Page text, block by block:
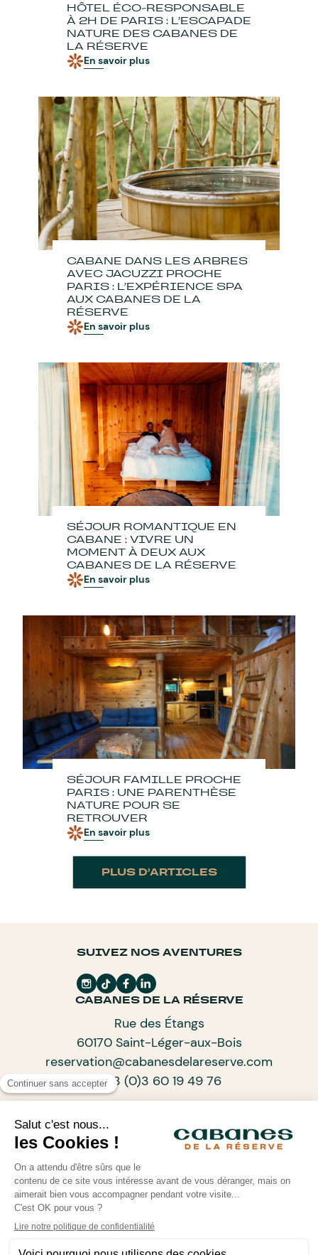
HÔTEL ÉCO-RESPONSABLE
À 2H DE PARIS : L’ESCAPADE
NATURE DES CABANES DE
LA RÉSERVE
En savoir plus
CABANE DANS LES ARBRES
AVEC JACUZZI PROCHE
PARIS : L’EXPÉRIENCE SPA
AUX CABANES DE LA
RÉSERVE
En savoir plus
SÉJOUR ROMANTIQUE EN
CABANE : VIVRE UN
MOMENT À DEUX AUX
CABANES DE LA RÉSERVE
En savoir plus
SÉJOUR FAMILLE PROCHE
PARIS : UNE PARENTHÈSE
NATURE POUR SE
RETROUVER
En savoir plus
PLUS D’ARTICLES
SUIVEZ NOS AVENTURES
CABANES DE LA RÉSERVE
Rue des Étangs
60170 Saint-Léger-aux-Bois
reservation@cabanesdelareserve.com
+33 (0)3 60 19 49 76
ABONNEZ-VOUS À NOTRE NEWSLETTER